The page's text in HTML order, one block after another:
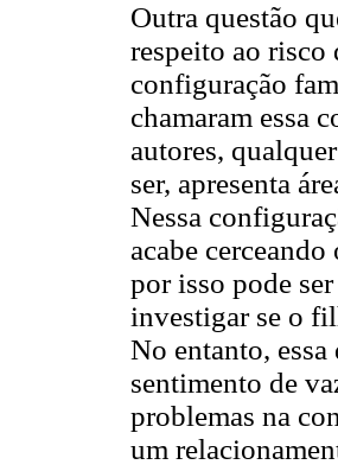
Outra questão
respeito ao risco
configuração
chamaram essa
autores,
ser, apresenta
Nessa
acabe
por isso pode
investigar se o
No entanto, essa
sentimento de
problemas na
um